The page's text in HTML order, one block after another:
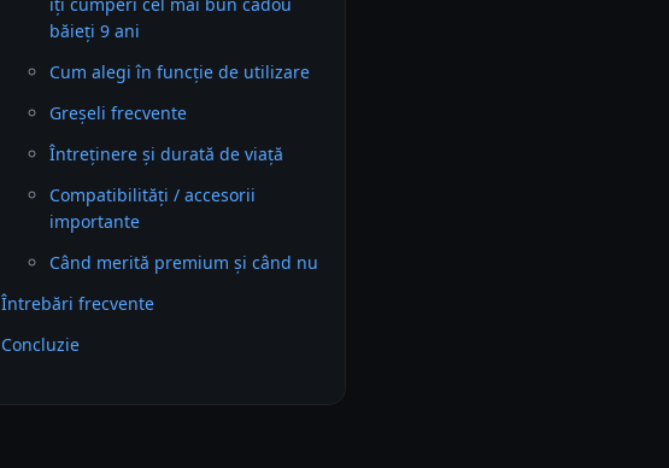
băieți 9 ani
Cum alegi în funcție de utilizare
Greșeli frecvente
Întreținere și durată de viață
Compatibilități / accesorii
importante
Când merită premium și când nu
Întrebări frecvente
Concluzie